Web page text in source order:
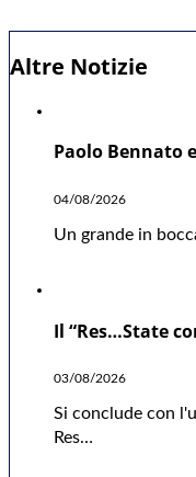
Altre Notizie
Paolo Bennato
04/08/2026
Un grande in
Il “Res…State
03/08/2026
Si conclude con
Res…